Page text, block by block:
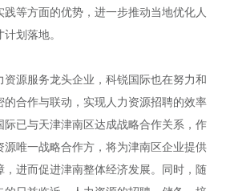
等方面的优势，进一步推动当地优化人
划落地。
资源服务龙头企业，科锐国际也在努力和
的合作与联动，实现人力资源招聘的效率
际已与天津津南区达成战略合作关系，作
源唯一战略合作方，将为津南区企业提供
，进而促进津南整体经济发展。同时，随